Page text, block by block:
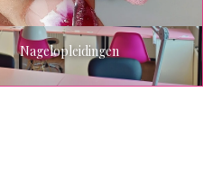
Nagelopleidingen